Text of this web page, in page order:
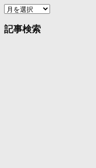
ア
カ
記事検索